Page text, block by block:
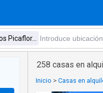
258 casas en
Inicio > Casas en